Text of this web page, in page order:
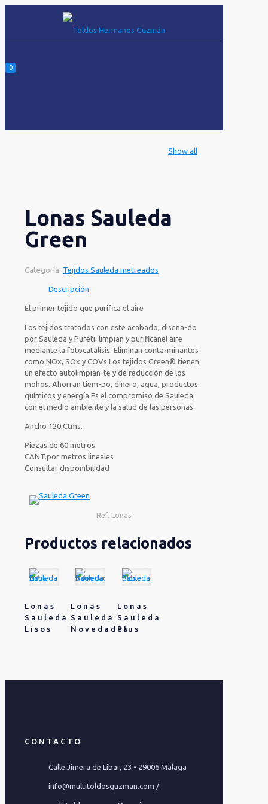
0
Show all
Lonas Sauleda
Green
Categoría: Tejidos Sauleda metreados
Descripción
El primer tejido que purifica el aire
Los tejidos tratados con este acabado, diseña-do
por Sauleda y Pureti, limpian y purificanel aire
mediante la fotocatálisis. Eliminan conta-minantes
como NOx, SOx y COVs.Los tejidos Green® tienen
un efecto autolimpian-te y de reducción de los
mohos. Ahorran tiem-po, dinero, agua, productos
químicos y energía.Es el compromiso de Sauleda
con el medio ambiente y la salud de las personas.
Ancho 120 Ctms.
Piezas de 60 metros
CANT.por metros lineales
Consultar disponibilidad
Ref. Lonas
Productos relacionados
Lonas
Sauleda
Lisos
Lonas
Sauleda
Novedades
Lonas
Sauleda
Plus
CONTACTO
Calle Jimera de Libar, 23 • 29006 Málaga
info@multitoldosguzman.com /